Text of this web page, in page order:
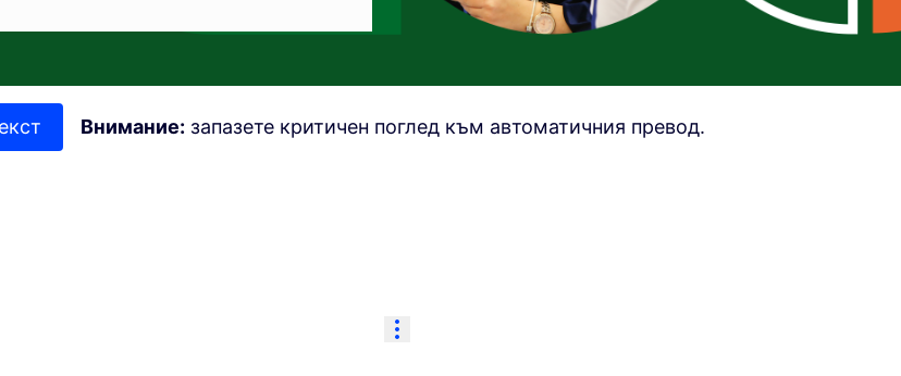
Внимание: запазете критичен поглед към автоматичния превод.
Resource controls